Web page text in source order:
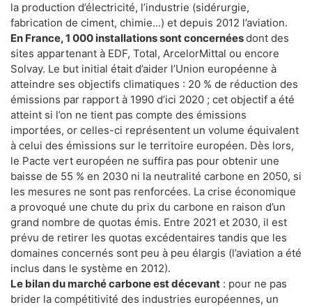
la production d’électricité, l’industrie (sidérurgie,
fabrication de ciment, chimie...) et depuis 2012 l’aviation.
En France, 1 000 installations sont concernéesdont des
sites appartenant à EDF, Total, ArcelorMittal ou encore
Solvay. Le but initial était d’aider l’Union européenne à
atteindre ses objectifs climatiques : 20 % de réduction des
émissions par rapport à 1990 d’ici 2020 ; cet objectif a été
atteint si l’on ne tient pas compte des émissions
importées, or celles-ci représentent un volume équivalent
à celui des émissions sur le territoire européen. Dès lors,
le Pacte vert européen ne suffira pas pour obtenir une
baisse de 55 % en 2030 ni la neutralité carbone en 2050, si
les mesures ne sont pas renforcées. La crise économique
a provoqué une chute du prix du carbone en raison d’un
grand nombre de quotas émis. Entre 2021 et 2030, il est
prévu de retirer les quotas excédentaires tandis que les
domaines concernés sont peu à peu élargis (l’aviation a été
inclus dans le système en 2012).
Le bilan du marché carbone est décevant : pour ne pas
brider la compétitivité des industries européennes, un